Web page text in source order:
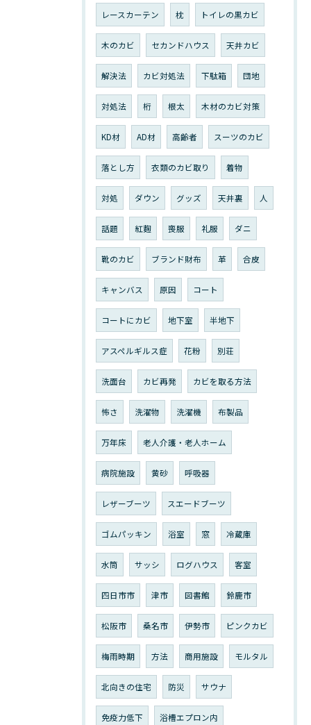
レースカーテン 枕 トイレの黒カビ
木のカビ セカンドハウス 天井カビ
解決法 カビ対処法 下駄箱 団地
対処法 桁 根太 木材のカビ対策
KD材 AD材 高齢者 スーツのカビ
落とし方 衣類のカビ取り 着物
対処 ダウン グッズ 天井裏 人
話題 紅麴 喪服 礼服 ダニ
靴のカビ ブランド財布 革 合皮
キャンバス 原因 コート
コートにカビ 地下室 半地下
アスペルギルス症 花粉 別荘
洗面台 カビ再発 カビを取る方法
怖さ 洗濯物 洗濯機 布製品
万年床 老人介護・老人ホーム
病院施設 黄砂 呼吸器
レザーブーツ スエードブーツ
ゴムパッキン 浴室 窓 冷蔵庫
水筒 サッシ ログハウス 客室
四日市市 津市 図書館 鈴鹿市
松阪市 桑名市 伊勢市 ピンクカビ
梅雨時期 方法 商用施設 モルタル
北向きの住宅 防災 サウナ
免疫力低下 浴槽エプロン内